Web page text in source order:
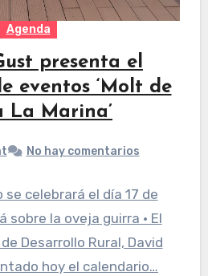
Agenda
presenta el
eventos ‘Molt de
La Marina’
No hay comentarios
celebrará el día 17 de
sobre la oveja guirra • El
Desarrollo Rural, David
hoy el calendario…